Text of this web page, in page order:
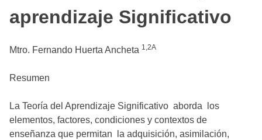
aprendizaje Significativo
Mtro. Fernando Huerta Ancheta 1,2A
Resumen
La Teoría del Aprendizaje Significativo aborda los
elementos, factores, condiciones y contextos de
enseñanza que permitan la adquisición, asimilación,